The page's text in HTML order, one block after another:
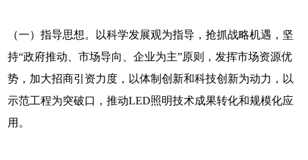
（一）指导思想。以科学发展观为指导，抢抓战略机遇，坚
持“政府推动、市场导向、企业为主”原则，发挥市场资源优
势，加大招商引资力度，以体制创新和科技创新为动力，以
示范工程为突破口，推动LED照明技术成果转化和规模化应
用。